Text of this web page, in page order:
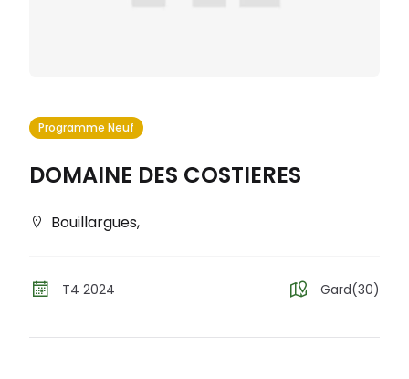
Programme Neuf
DOMAINE DES COSTIERES
Bouillargues,
T4 2024 Gard(30)